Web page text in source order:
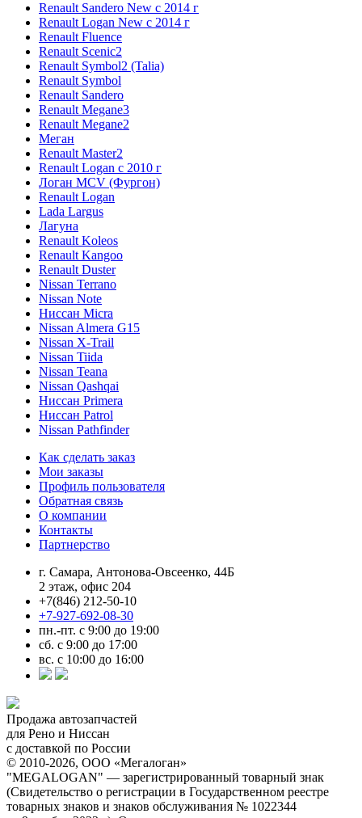
Renault Sandero New с 2014 г
Renault Logan New с 2014 г
Renault Fluence
Renault Scenic2
Renault Symbol2 (Talia)
Renault Symbol
Renault Sandero
Renault Megane3
Renault Megane2
Меган
Renault Master2
Renault Logan c 2010 г
Логан МСV (Фургон)
Renault Logan
Lada Largus
Лагуна
Renault Koleos
Renault Kangoo
Renault Duster
Nissan Terrano
Nissan Note
Ниссан Micra
Nissan Almera G15
Nissan X-Trail
Nissan Tiida
Nissan Teana
Nissan Qashqai
Ниссан Primera
Ниссан Patrol
Nissan Pathfinder
Как сделать заказ
Мои заказы
Профиль пользователя
Обратная связь
О компании
Контакты
Партнерство
г. Самара, Антонова-Овсеенко, 44Б
2 этаж, офис 204
+7(846) 212-50-10
+7-927-692-08-30
пн.-пт. с 9:00 до 19:00
сб. с 9:00 до 17:00
вс. с 10:00 до 16:00
Продажа автозапчастей
для Рено и Ниссан
с доставкой по России
© 2010-2026, ООО «Мегалоган»
"MEGALOGAN" — зарегистрированный товарный знак
(Свидетельство о регистрации в Государственном реестре
товарных знаков и знаков обслуживания № 1022344